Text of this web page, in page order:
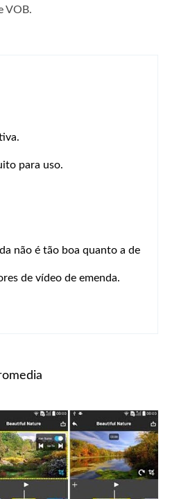
VOB.
para uso.
não é tão boa quanto a de
de vídeo de emenda.